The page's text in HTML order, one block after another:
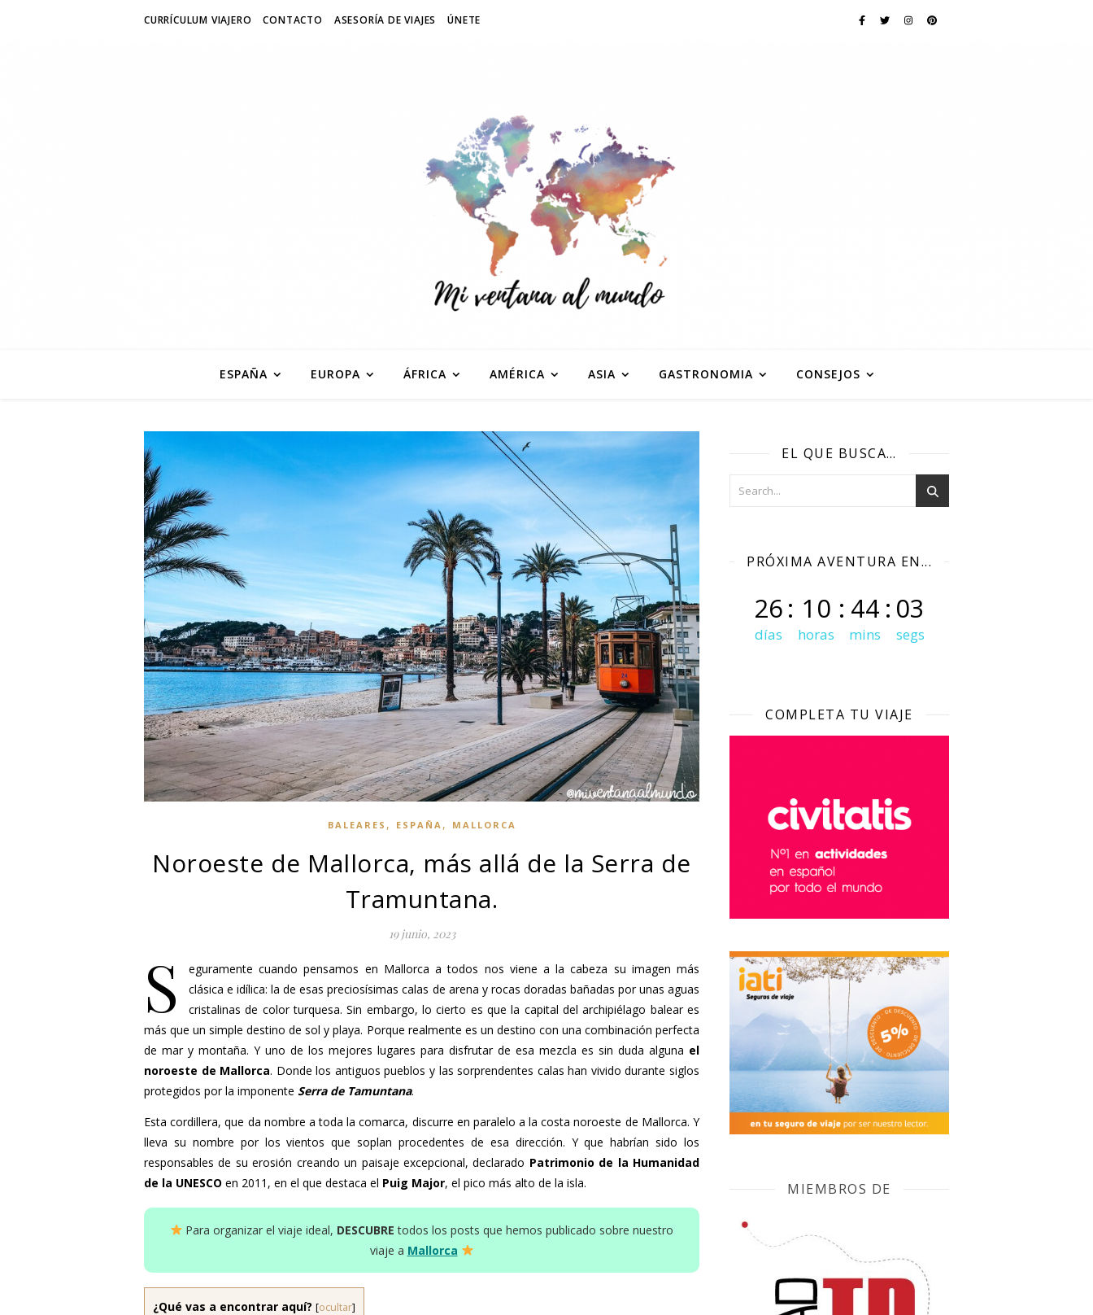
CURRÍCULUM VIAJERO CONTACTO ASESORÍA DE VIAJES ÚNETE
ESPAÑA EUROPA ÁFRICA AMÉRICA ASIA GASTRONOMIA CONSEJOS
BALEARES , ESPAÑA , MALLORCA
Noroeste de Mallorca, más allá de la Serra de
Tramuntana.
19 junio, 2023
S
eguramente cuando pensamos en Mallorca a todos nos viene a la cabeza su imagen más
clásica e idílica: la de esas preciosísimas calas de arena y rocas doradas bañadas por unas aguas
cristalinas de color turquesa. Sin embargo, lo cierto es que la capital del archipiélago balear es
más que un simple destino de sol y playa. Porque realmente es un destino con una combinación perfecta
de mar y montaña. Y uno de los mejores lugares para disfrutar de esa mezcla es sin duda alguna el
noroeste de Mallorca. Donde los antiguos pueblos y las sorprendentes calas han vivido durante siglos
protegidos por la imponente Serra de Tamuntana.
Esta cordillera, que da nombre a toda la comarca, discurre en paralelo a la costa noroeste de Mallorca. Y
lleva su nombre por los vientos que soplan procedentes de esa dirección. Y que habrían sido los
responsables de su erosión creando un paisaje excepcional, declarado Patrimonio de la Humanidad
de la UNESCO en 2011, en el que destaca el Puig Major, el pico más alto de la isla.
Para organizar el viaje ideal, DESCUBREtodos los posts que hemos publicado sobre nuestro
viaje a Mallorca
¿Qué vas a encontrar aquí? [ocultar]
EL QUE BUSCA…
PRÓXIMA AVENTURA EN...
26
días
: 10
horas
: 44
mins
: 02
segs
COMPLETA TU VIAJE
MIEMBROS DE